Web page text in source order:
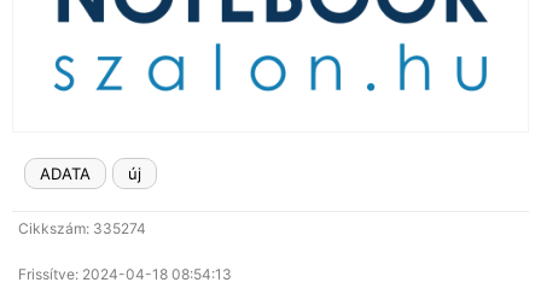
ADATA új
Cikkszám: 335274
Frissítve: 2024-04-18 08:54:13